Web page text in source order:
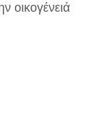
οικογένειά